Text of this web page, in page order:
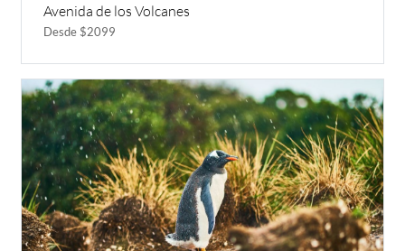
Avenida de los Volcanes
Desde $2099